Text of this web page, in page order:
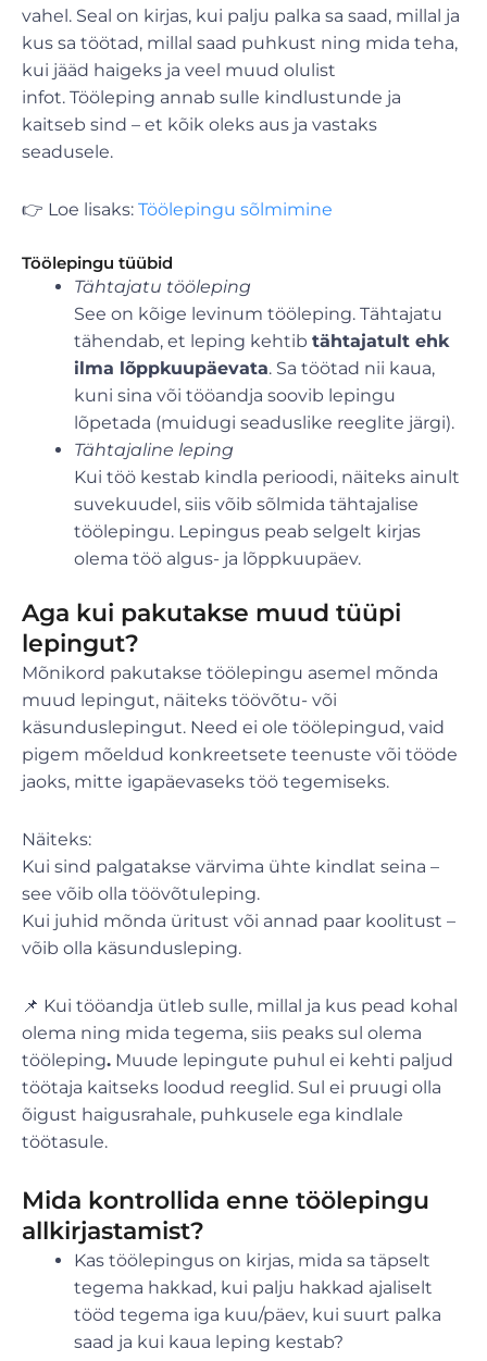
vahel. Seal on kirjas, kui palju palka sa saad, millal ja
kus sa töötad, millal saad puhkust ning mida teha,
kui jääd haigeks ja veel muud olulist
infot. Tööleping annab sulle kindlustunde ja
kaitseb sind – et kõik oleks aus ja vastaks
seadusele.
👉 Loe lisaks: Töölepingu sõlmimine
Töölepingu tüübid
Tähtajatu tööleping
See on kõige levinum tööleping. Tähtajatu
tähendab, et leping kehtib tähtajatult ehk
ilma lõppkuupäevata. Sa töötad nii kaua,
kuni sina või tööandja soovib lepingu
lõpetada (muidugi seaduslike reeglite järgi).
Tähtajaline leping
Kui töö kestab kindla perioodi, näiteks ainult
suvekuudel, siis võib sõlmida tähtajalise
töölepingu. Lepingus peab selgelt kirjas
olema töö algus- ja lõppkuupäev.
Aga kui pakutakse muud tüüpi
lepingut?
Mõnikord pakutakse töölepingu asemel mõnda
muud lepingut, näiteks töövõtu- või
käsunduslepingut. Need ei ole töölepingud, vaid
pigem mõeldud konkreetsete teenuste või tööde
jaoks, mitte igapäevaseks töö tegemiseks.
Näiteks:
Kui sind palgatakse värvima ühte kindlat seina –
see võib olla töövõtuleping.
Kui juhid mõnda üritust või annad paar koolitust –
võib olla käsundusleping.
📌 Kui tööandja ütleb sulle, millal ja kus pead kohal
olema ning mida tegema, siis peaks sul olema
tööleping. Muude lepingute puhul ei kehti paljud
töötaja kaitseks loodud reeglid. Sul ei pruugi olla
õigust haigusrahale, puhkusele ega kindlale
töötasule.
Mida kontrollida enne töölepingu
allkirjastamist?
Kas töölepingus on kirjas, mida sa täpselt
tegema hakkad, kui palju hakkad ajaliselt
tööd tegema iga kuu/päev, kui suurt palka
saad ja kui kaua leping kestab?